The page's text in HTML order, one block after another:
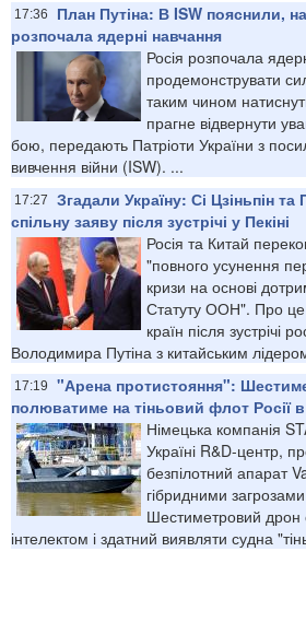
17:36
План Путіна: В ISW пояснили,
розпочала ядерні навчання
Росія розпочала
продемонструвати
таким чином
прагне відвернути
бою, передають Патріоти України з
вивчення війни (ISW). ...
17:27
Згадали Україну: Сі Цзіньпін
спільну заяву після зустрічі у Пекіні
Росія та Китай
"повного усунення
кризи на основі
Статуту ООН". Про це
країн після зустрічі
Володимира Путіна з китайським
17:19
"Арена протистояння":
полюватиме на тіньовий флот Росії
Німецька компанія
Україні R&D-центр,
безпілотний апарат
гібридними
Шестиметровий
інтелектом і здатний виявляти судна